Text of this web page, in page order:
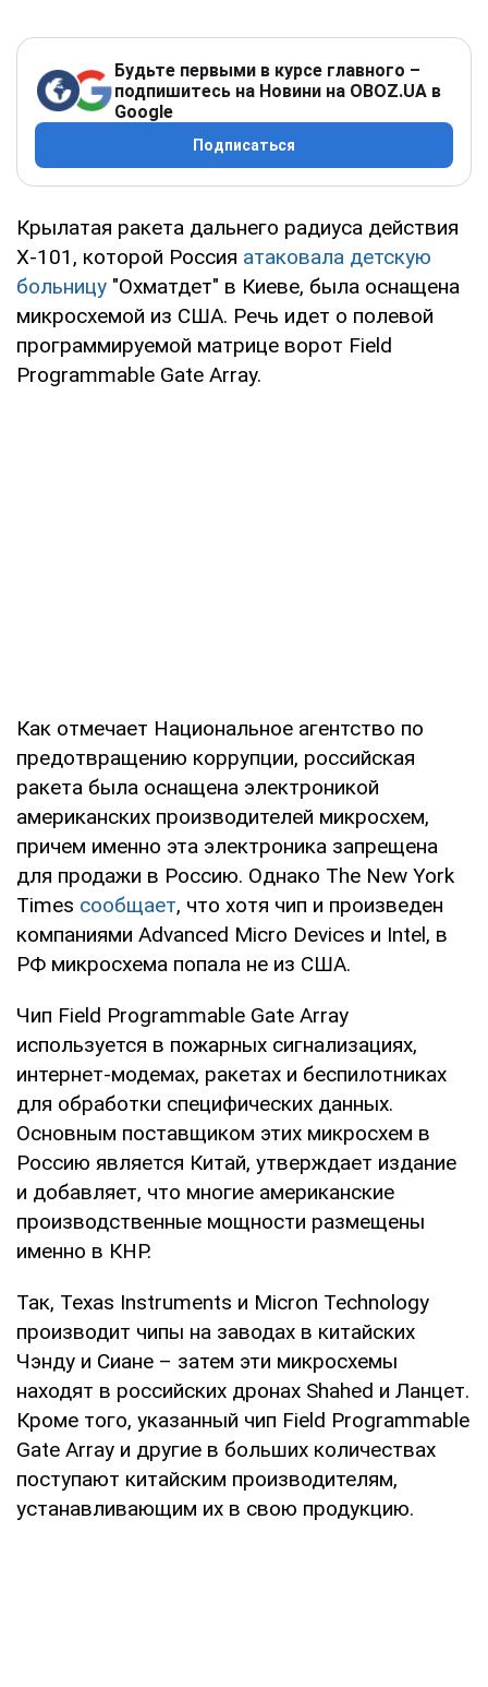
Будьте первыми в курсе главного –
подпишитесь на Новини на OBOZ.UA в
Google
Подписаться
Крылатая ракета дальнего радиуса действия
Х-101, которой Россия атаковала детскую
больницу "Охматдет" в Киеве, была оснащена
микросхемой из США. Речь идет о полевой
программируемой матрице ворот Field
Programmable Gate Array.
Как отмечает Национальное агентство по
предотвращению коррупции, российская
ракета была оснащена электроникой
американских производителей микросхем,
причем именно эта электроника запрещена
для продажи в Россию. Однако The New York
Times сообщает, что хотя чип и произведен
компаниями Advanced Micro Devices и Intel, в
РФ микросхема попала не из США.
Чип Field Programmable Gate Array
используется в пожарных сигнализациях,
интернет-модемах, ракетах и беспилотниках
для обработки специфических данных.
Основным поставщиком этих микросхем в
Россию является Китай, утверждает издание
и добавляет, что многие американские
производственные мощности размещены
именно в КНР.
Так, Texas Instruments и Micron Technology
производит чипы на заводах в китайских
Чэнду и Сиане – затем эти микросхемы
находят в российских дронах Shahed и Ланцет.
Кроме того, указанный чип Field Programmable
Gate Array и другие в больших количествах
поступают китайским производителям,
устанавливающим их в свою продукцию.